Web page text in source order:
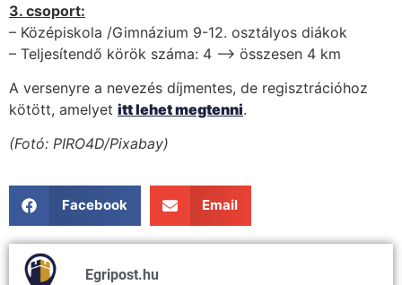
3. csoport:
– Középiskola /Gimnázium 9-12. osztályos diákok
– Teljesítendő körök száma: 4 –> összesen 4 km
A versenyre a nevezés díjmentes, de regisztrációhoz
kötött, amelyet itt lehet megtenni.
(Fotó: PIRO4D/Pixabay)
Facebook Email
Egripost.hu